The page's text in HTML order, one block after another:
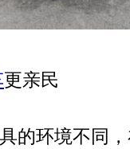
更亲民
环境不同，